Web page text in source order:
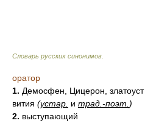
Словарь русских синонимов
оратор
1. Демосфен, Цицерон, златоуст
вития (устар. и трад.-поэт. )
2. выступающий